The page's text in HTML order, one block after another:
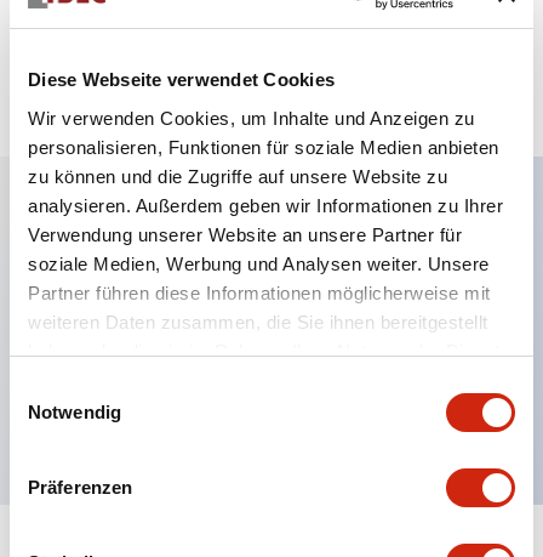
Diese Webseite verwendet Cookies
Wir verwenden Cookies, um Inhalte und Anzeigen zu
personalisieren, Funktionen für soziale Medien anbieten
zu können und die Zugriffe auf unsere Website zu
analysieren. Außerdem geben wir Informationen zu Ihrer
Verwendung unserer Website an unsere Partner für
soziale Medien, Werbung und Analysen weiter. Unsere
Partner führen diese Informationen möglicherweise mit
weiteren Daten zusammen, die Sie ihnen bereitgestellt
haben oder die sie im Rahmen Ihrer Nutzung der Dienste
Notwendig
Präferenzen
zum Zitat hinzufügen
Hauptmerkmale
Mehrfachbefestigung möglich
Schutzart IP65 (IEC60529)